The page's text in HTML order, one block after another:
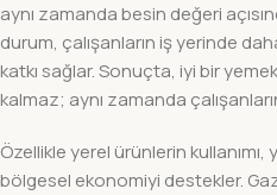
aynı zamanda besin değeri
durum, çalışanların iş yerinde
katkı sağlar. Sonuçta, iyi bir
kalmaz; aynı zamanda
Özellikle yerel ürünlerin kullanımı,
bölgesel ekonomiyi destekler.